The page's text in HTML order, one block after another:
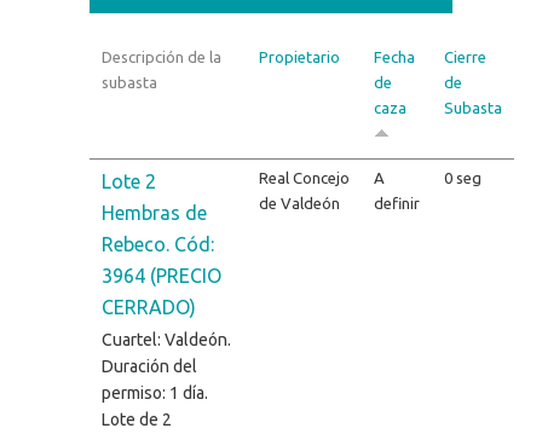
Descripción de la
subasta
Propietario
Fecha
de
caza
Cierre
de
Subasta
Lote 2
Hembras de
Rebeco. Cód:
3964 (PRECIO
CERRADO)
Cuartel: Valdeón.
Duración del
permiso: 1 día.
Lote de 2
Real Concejo
de Valdeón
A
definir
0 seg